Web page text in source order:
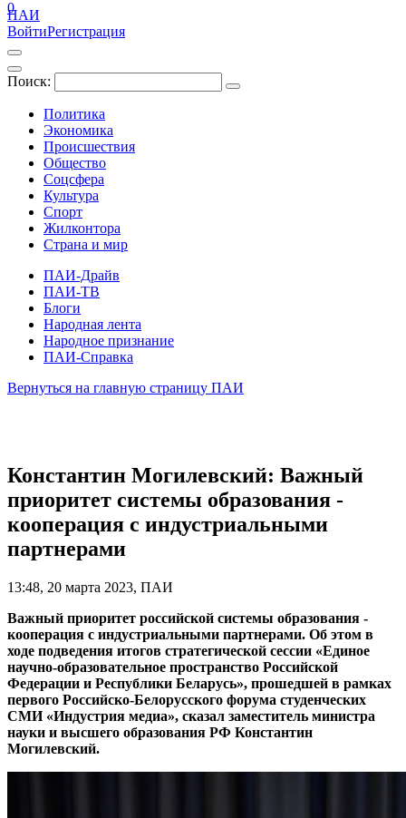
ПАИ
ВойтиРегистрация
Поиск:
Политика
Экономика
Происшествия
Общество
Соцсфера
Культура
Спорт
Жилконтора
Страна и мир
ПАИ-Драйв
ПАИ-ТВ
Блоги
Народная лента
Народное признание
ПАИ-Справка
0
Вернуться на главную страницу ПАИ
Константин Могилевский: Важный
приоритет системы образования -
кооперация с индустриальными
партнерами
13:48, 20 марта 2023, ПАИ
Важный приоритет российской системы образования -
кооперация с индустриальными партнерами. Об этом в
ходе подведения итогов стратегической сессии «Единое
научно-образовательное пространство Российской
Федерации и Республики Беларусь», прошедшей в рамках
первого Российско-Белорусского форума студенческих
СМИ «Индустрия медиа», сказал заместитель министра
науки и высшего образования РФ Константин
Могилевский.